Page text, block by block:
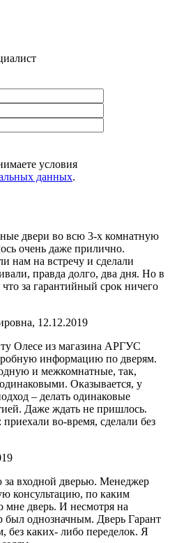
условия
данных.
двери во всю 3-х комнатную
очень даже прилично.
нам на встречу и сделали
правда долго, два дня. Но в
за гарантийный срок ничего
12.12.2019
Олесе из магазина АРГУС
информацию по дверям.
и межкомнатные, так,
Оказывается, у
– делать одинаковые
Даже ждать не пришлось.
во-время, сделали без
входной дверью. Менеджер
консультацию, по каким
дверь. И несмотря на
был однозначным. Дверь Гарант
без каких- либо переделок. Я